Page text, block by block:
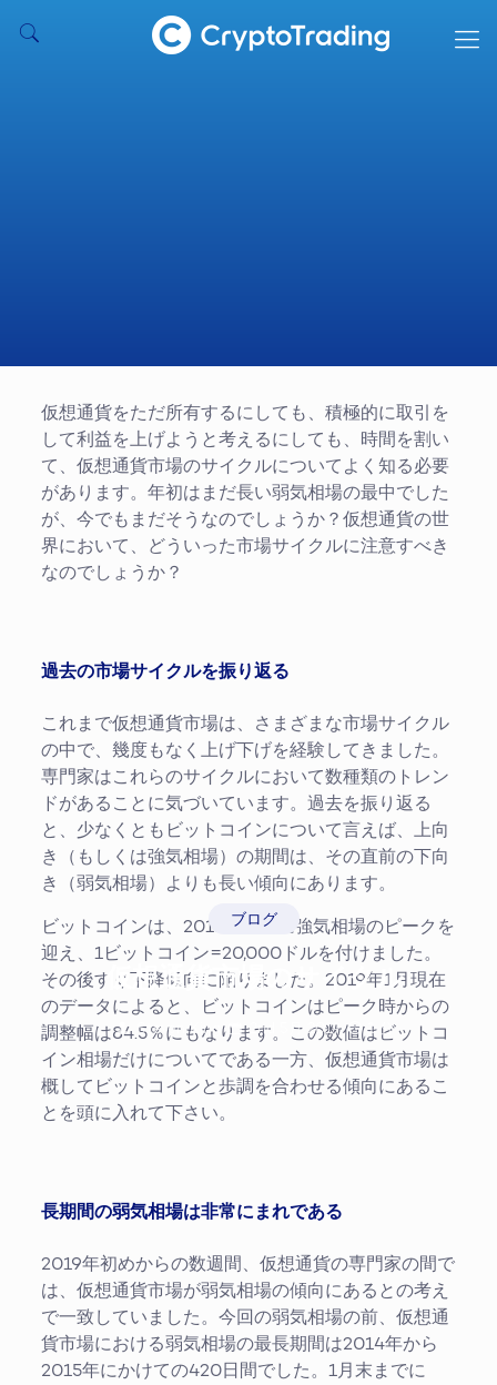
ブログ
仮想通貨市場のサイクル
Steven King 2nd 5月 2019 1分
仮想通貨をただ所有するにしても、積極的に取引を
して利益を上げようと考えるにしても、時間を割い
て、仮想通貨市場のサイクルについてよく知る必要
があります。年初はまだ長い弱気相場の最中でした
が、今でもまだそうなのでしょうか？仮想通貨の世
界において、どういった市場サイクルに注意すべき
なのでしょうか？
過去の市場サイクルを振り返る
これまで仮想通貨市場は、さまざまな市場サイクル
の中で、幾度もなく上げ下げを経験してきました。
専門家はこれらのサイクルにおいて数種類のトレン
ドがあることに気づいています。過去を振り返る
と、少なくともビットコインについて言えば、上向
き（もしくは強気相場）の期間は、その直前の下向
き（弱気相場）よりも長い傾向にあります。
ビットコインは、2017年12月に強気相場のピークを
迎え、1ビットコイン=20,000ドルを付けました。
その後すぐ下降傾向に陥りました。2019年1月現在
のデータによると、ビットコインはピーク時からの
調整幅は84.5％にもなります。この数値はビットコ
イン相場だけについてである一方、仮想通貨市場は
概してビットコインと歩調を合わせる傾向にあるこ
とを頭に入れて下さい。
長期間の弱気相場は非常にまれである
2019年初めからの数週間、仮想通貨の専門家の間で
は、仮想通貨市場が弱気相場の傾向にあるとの考え
で一致していました。今回の弱気相場の前、仮想通
貨市場における弱気相場の最長期間は2014年から
2015年にかけての420日間でした。1月末までに